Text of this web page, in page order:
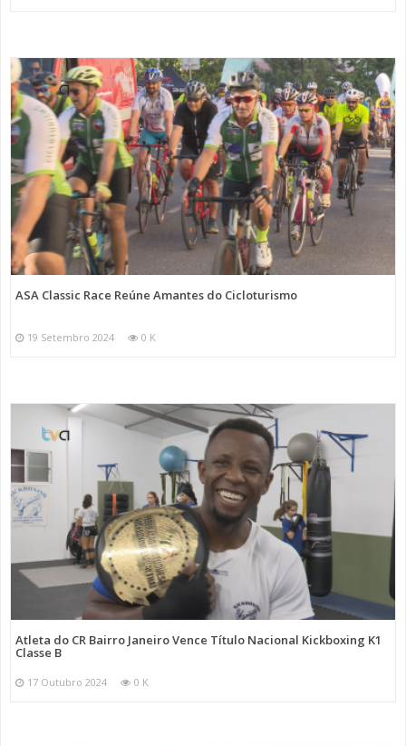
ASA Classic Race Reúne Amantes do Cicloturismo
19 Setembro 2024 0 K
Atleta do CR Bairro Janeiro Vence Título Nacional Kickboxing K1
Classe B
17 Outubro 2024 0 K